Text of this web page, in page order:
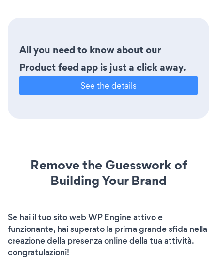
All you need to know about our
Product feed app is just a click away.
See the details
Remove the Guesswork of
Building Your Brand
Se hai il tuo sito web WP Engine attivo e
funzionante, hai superato la prima grande sfida nella
creazione della presenza online della tua attività.
congratulazioni!